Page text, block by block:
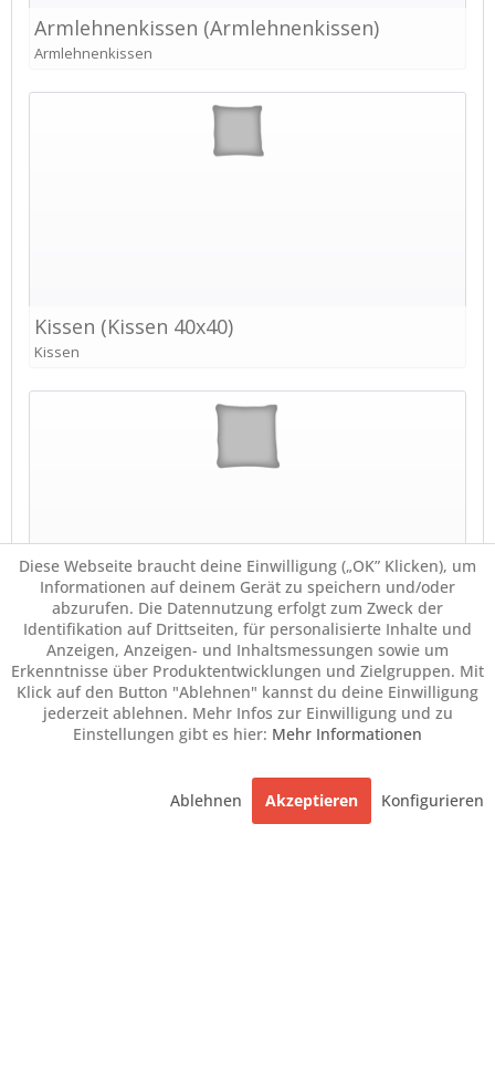
Diese Webseite braucht deine Einwilligung („OK” Klicken), um
Informationen auf deinem Gerät zu speichern und/oder
abzurufen. Die Datennutzung erfolgt zum Zweck der
Identifikation auf Drittseiten, für personalisierte Inhalte und
Anzeigen, Anzeigen- und Inhaltsmessungen sowie um
Erkenntnisse über Produktentwicklungen und Zielgruppen. Mit
Klick auf den Button "Ablehnen" kannst du deine Einwilligung
jederzeit ablehnen. Mehr Infos zur Einwilligung und zu
Einstellungen gibt es hier: Mehr Informationen
Ablehnen Akzeptieren Konfigurieren